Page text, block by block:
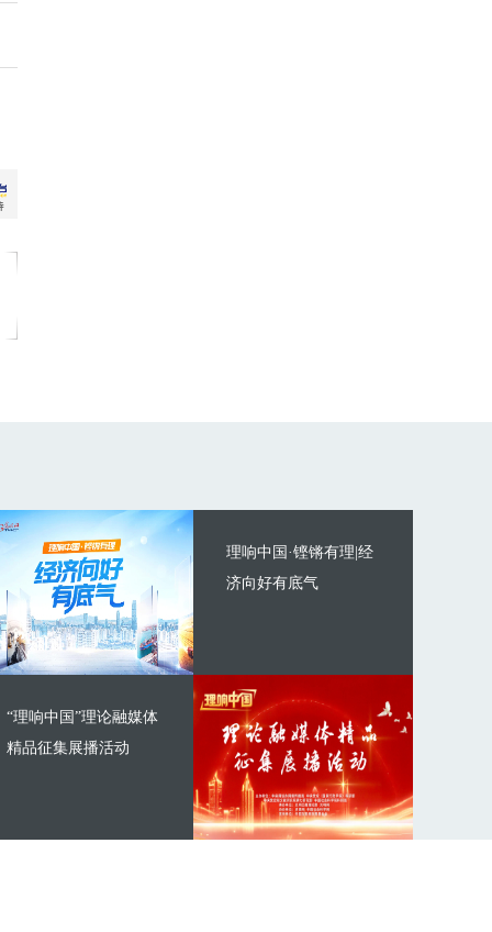
理响中国·铿锵有理|经
济向好有底气
“理响中国”理论融媒体
精品征集展播活动